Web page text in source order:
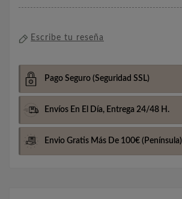
Escribe tu reseña
Pago Seguro (Seguridad SSL)
Envíos En El Día, Entrega 24/48 H.
Envio Gratis Más De 100€ (Península)